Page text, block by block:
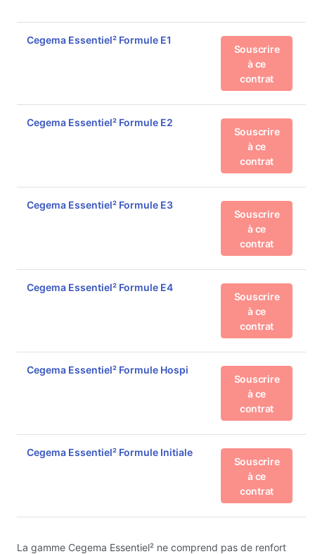
Cegema Essentiel² Formule E1
Souscrire
à ce
contrat
Cegema Essentiel² Formule E2
Souscrire
à ce
contrat
Cegema Essentiel² Formule E3
Souscrire
à ce
contrat
Cegema Essentiel² Formule E4
Souscrire
à ce
contrat
Cegema Essentiel² Formule Hospi
Souscrire
à ce
contrat
Cegema Essentiel² Formule Initiale
Souscrire
à ce
contrat
La gamme Cegema Essentiel² ne comprend pas de renfort